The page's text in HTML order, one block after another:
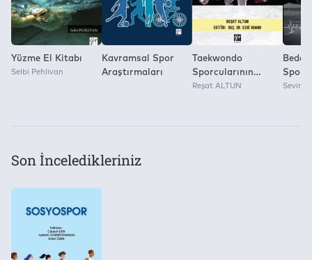
Yüzme El Kitabı
Selbi Pehlivan
Kavramsal Spor
Araştırmaları
Taekwondo
Sporcularının
Endişe ve Mücadele
Reşat ALTUN
Spor
Sevim
Son İnceledikleriniz